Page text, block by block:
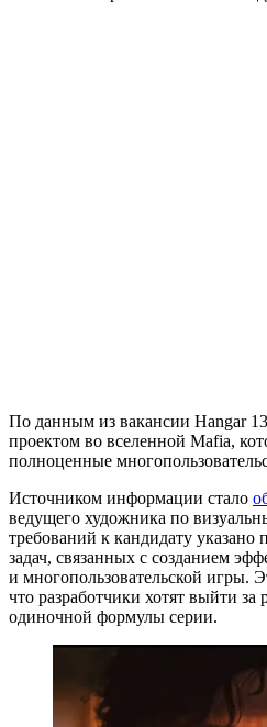
По данным из вакансии Hangar
проектом во вселенной Mafia,
полноценные
Источником информации стало
ведущего художника по
требований к кандидату указано
задач, связанных с созданием
и многопользовательской игры.
что разработчики хотят выйти
одиночной формулы серии.